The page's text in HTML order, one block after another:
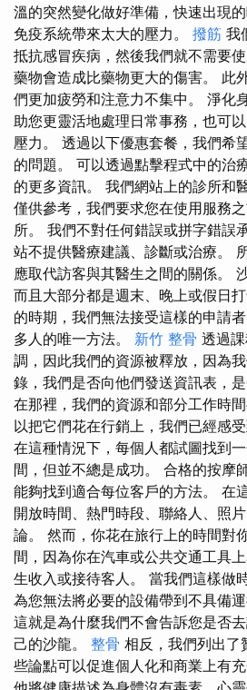
溫的突然變化做好準備，快速出現
免疫系統帶來太大的壓力。 撥筋 我
抵抗感冒疾病，然後我們就不需要
藥物會造成比藥物更大的傷害。 此
們更加疲勞和注意力不集中。 淨化
助您更靈活地處理日常事務，也可
壓力。 透過以下優惠套餐，我們希
的問題。 可以透過點擊程式中的治
的更多資訊。 我們網站上的診所和
僅供參考，我們要求您在使用服務
所。 我們不對任何錯誤或拼字錯誤
站不提供醫療建議、診斷或治療。
應取代訪客與其醫生之間的關係。
而且大部分都是週末、晚上或假日
的時期，我們無法接受這樣的申請
多人的唯一方法。 新竹 整骨 透過
調，因此我們的資源被釋放，因為
錄，我們是否向他們發送資訊表，是
在那裡，我們的資源和部分工作時
以把它們花在行銷上，我們已經感受
在這種情況下，每個人都試圖找到
間，但並不總是成功。 合格的按摩
能夠找到適合每位​​客戶的方法。 在
開放時間、熱門時段、聯絡人、照
論。 然而，你花在旅行上的時間對
間，因為你在汽車或公共交通工具
生收入或接待客人。 當我們這樣做
為您無法將必要的設備帶到不具備運
這就是為什麼我們不會告訴您是否
己的沙龍。 整骨 相反，我們列出了
些論點可以促進個人化和商業上有充